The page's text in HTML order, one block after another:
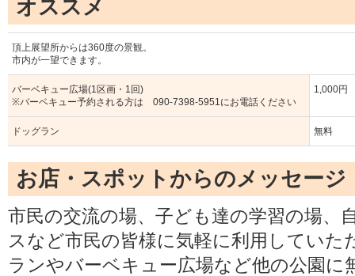
オススメ
頂上展望所からは360度の景観。
市内が一望できます。
バーベキュー広場(1区画・1回)
※バーベキュー予約される方は 090-7398-5951にお電話ください
1,000円
ドッグラン 無料
お店・スポットからのメッセージ
市民の交流の場、子ども達の学習の場、
スなど市民の皆様に気軽に利用してい
ランやバーベキュー広場など他の公園に